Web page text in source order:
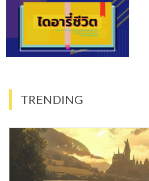
TRENDING